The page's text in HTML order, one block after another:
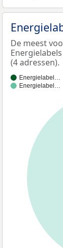
De meest
(4 adressen).
Energielabel…
Energielabel…